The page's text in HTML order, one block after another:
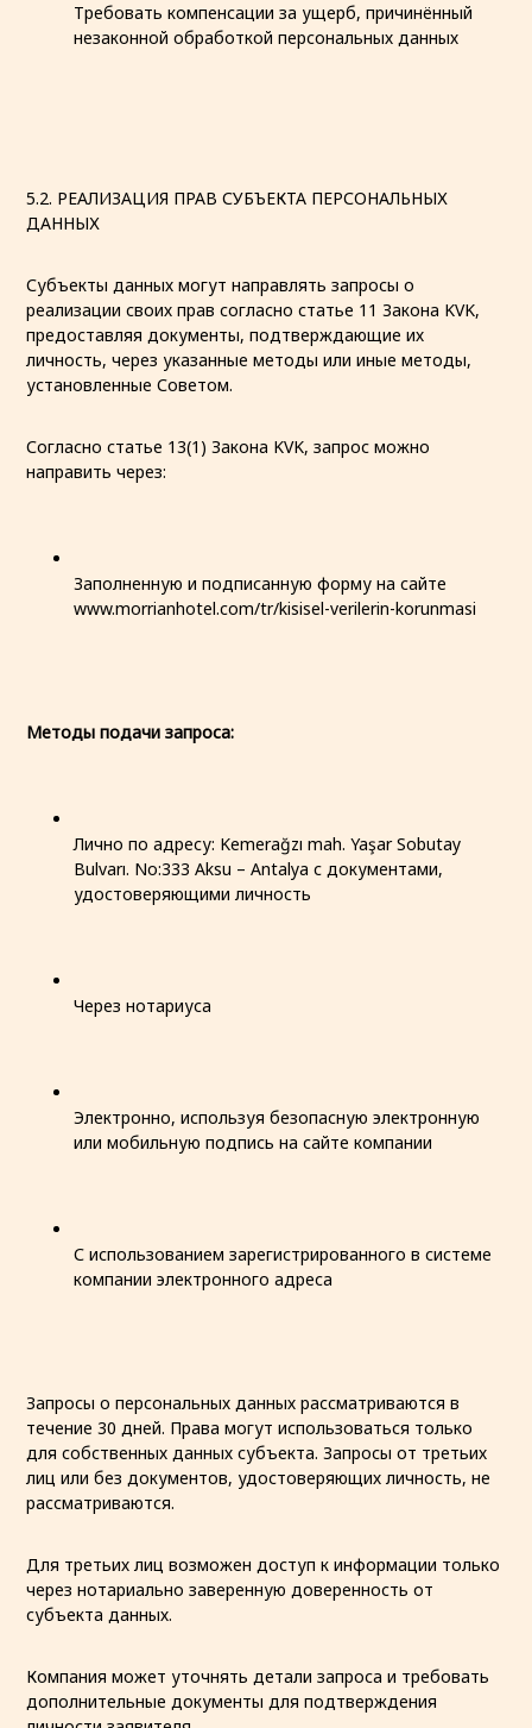
Требовать компенсации за ущерб, причинённый
незаконной обработкой персональных данных
5.2. РЕАЛИЗАЦИЯ ПРАВ СУБЪЕКТА ПЕРСОНАЛЬНЫХ
ДАННЫХ
Субъекты данных могут направлять запросы о
реализации своих прав согласно статье 11 Закона KVK,
предоставляя документы, подтверждающие их
личность, через указанные методы или иные методы,
установленные Советом.
Согласно статье 13(1) Закона KVK, запрос можно
направить через:
Заполненную и подписанную форму на сайте
www.morrianhotel.com/tr/kisisel-verilerin-korunmasi
Методы подачи запроса:
Лично по адресу: Kemerağzı mah. Yaşar Sobutay
Bulvarı. No:333 Aksu – Antalya с документами,
удостоверяющими личность
Через нотариуса
Электронно, используя безопасную электронную
или мобильную подпись на сайте компании
С использованием зарегистрированного в системе
компании электронного адреса
Запросы о персональных данных рассматриваются в
течение 30 дней. Права могут использоваться только
для собственных данных субъекта. Запросы от третьих
лиц или без документов, удостоверяющих личность, не
рассматриваются.
Для третьих лиц возможен доступ к информации только
через нотариально заверенную доверенность от
субъекта данных.
Компания может уточнять детали запроса и требовать
дополнительные документы для подтверждения